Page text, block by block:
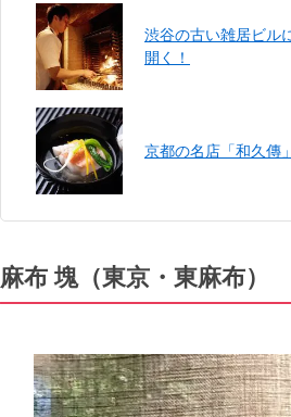
渋谷の古い雑居ビル
開く！
京都の名店「和久傳
麻布 塊（東京・東麻布）